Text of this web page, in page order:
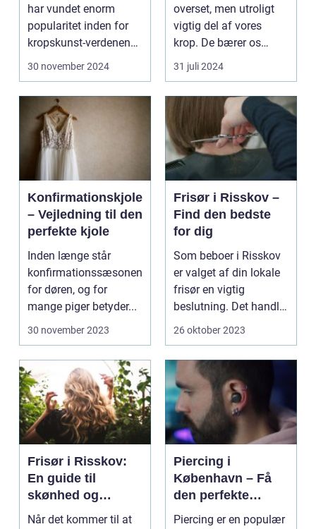
har vundet enorm
popularitet inden for
kropskunst-verdenen
de seneste år...
30 november 2024
overset, men utroligt
vigtig del af vores
krop. De bærer os
gennem ...
31 juli 2024
Konfirmationskjole
– Vejledning til den
perfekte kjole
Inden længe står
konfirmationssæsonen
for døren, og for
mange piger betyder...
30 november 2023
Frisør i Risskov –
Find den bedste
for dig
Som beboer i Risskov
er valget af din lokale
frisør en vigtig
beslutning. Det handler
om mere...
26 oktober 2023
Frisør i Risskov:
En guide til
skønhed og
velvære
Når det kommer til at
Piercing i
København – Få
den perfekte
kropsudsmykning
Piercing er en populær